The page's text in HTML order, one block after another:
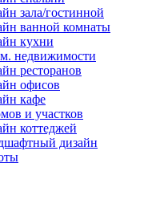
зала/гостинной
ванной комнаты
кухни
недвижимости
ресторанов
офисов
кафе
и участков
коттеджей
дизайн